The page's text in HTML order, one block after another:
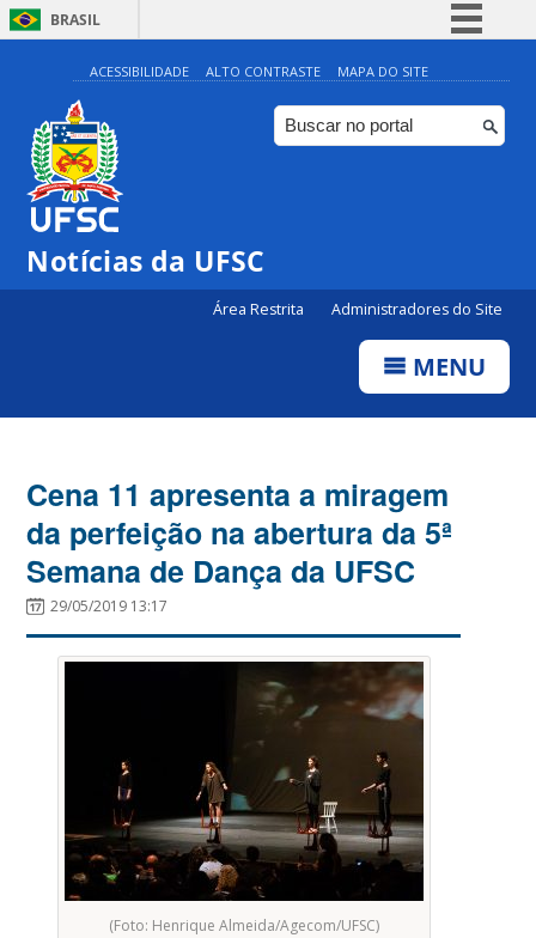
BRASIL
Simplifique!
Comunica BR
Participe
ACESSIBILIDADE ALTO CONTRASTE MAPA DO SITE
Notícias da UFSC
Área Restrita Administradores do Site
MENU
Cena 11 apresenta a miragem
da perfeição na abertura da 5ª
Semana de Dança da UFSC
29/05/2019 13:17
(Foto: Henrique Almeida/Agecom/UFSC)